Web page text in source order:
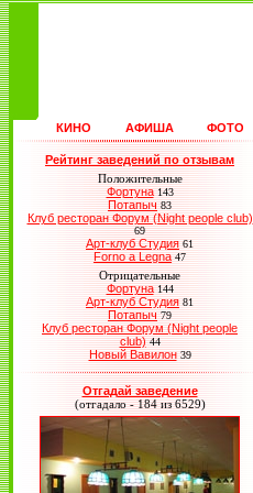
КИНО АФИША ФОТО
Рейтинг заведений по отзывам
Положительные
Фортуна 143
Потапыч 83
Клуб ресторан Форум (Night people club)
69
Арт-клуб Студия 61
Forno a Legna 47
Отрицательные
Фортуна 144
Арт-клуб Студия 81
Потапыч 79
Клуб ресторан Форум (Night people
club) 44
Новый Вавилон 39
Отгадай заведение
(отгадало - 184 из 6529)